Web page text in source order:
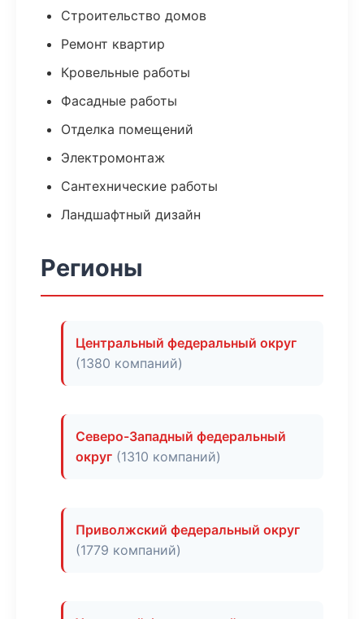
Строительство домов
Ремонт квартир
Кровельные работы
Фасадные работы
Отделка помещений
Электромонтаж
Сантехнические работы
Ландшафтный дизайн
Регионы
Центральный федеральный округ
(1380 компаний)
Северо-Западный федеральный
округ (1310 компаний)
Приволжский федеральный округ
(1779 компаний)